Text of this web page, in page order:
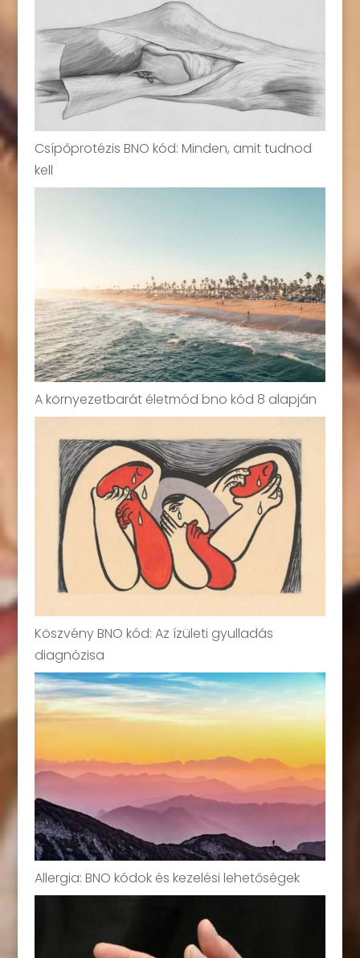
Csípőprotézis BNO kód: Minden, amit tudnod
kell
A környezetbarát életmód bno kód 8 alapján
Köszvény BNO kód: Az ízületi gyulladás
diagnózisa
Allergia: BNO kódok és kezelési lehetőségek